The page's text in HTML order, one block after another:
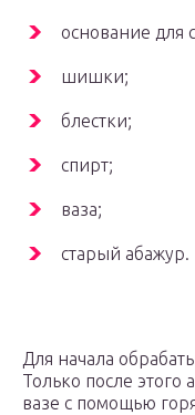
основание для
шишки;
блестки;
спирт;
ваза;
старый абажур.
Для начала
Только после этого
вазе с помощью